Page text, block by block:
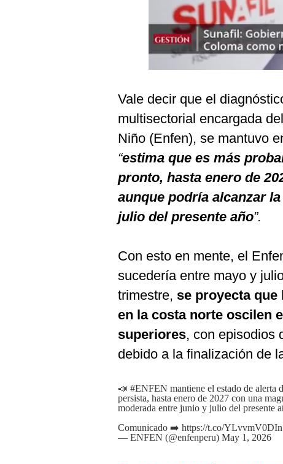
Vale decir que el
multisectorial encargada
Niño (Enfen), se mantuvo
“estima que es más
pronto, hasta enero de
aunque podría alcanzar
julio del presente año”.
Con esto en mente, el
sucedería entre mayo y
trimestre, se proyecta
en la costa norte oscilen
superiores, con episodios
debido a la finalización de
📣 #ENFEN mantiene el estado de
persista, hasta enero de 2027 con una
moderada entre junio y julio del presente
Comunicado ➡️ https://t.co/YLvvmV0DIn
— ENFEN (@enfenperu) May 1, 2026